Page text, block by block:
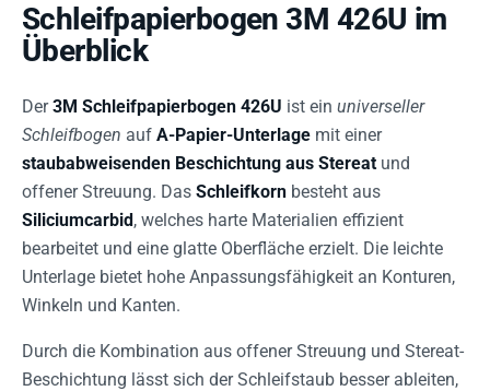
Schleifpapierbogen 3M 426U im
Überblick
Der3M Schleifpapierbogen 426U ist ein universeller
Schleifbogen auf A-Papier-Unterlage mit einer
staubabweisenden Beschichtung aus Stereat und
offener Streuung. Das Schleifkorn besteht aus
Siliciumcarbid, welches harte Materialien effizient
bearbeitet und eine glatte Oberfläche erzielt. Die leichte
Unterlage bietet hohe Anpassungsfähigkeit an Konturen,
Winkeln und Kanten.
Durch die Kombination aus offener Streuung und Stereat-
Beschichtung lässt sich der Schleifstaub besser ableiten,